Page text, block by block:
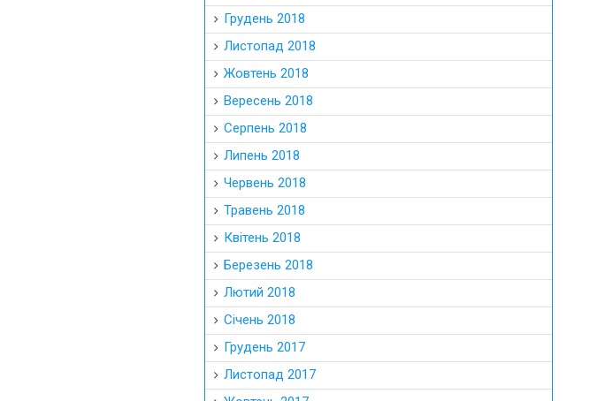
Грудень 2018
Листопад 2018
Жовтень 2018
Вересень 2018
Серпень 2018
Липень 2018
Червень 2018
Травень 2018
Квітень 2018
Березень 2018
Лютий 2018
Січень 2018
Грудень 2017
Листопад 2017